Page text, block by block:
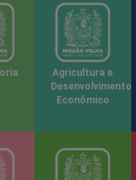
Agricultura e
Desenvolvimento
Econômico